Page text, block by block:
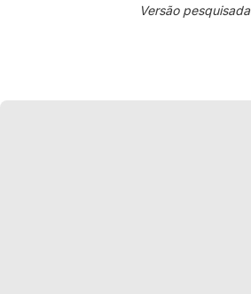
Versão pesquisada